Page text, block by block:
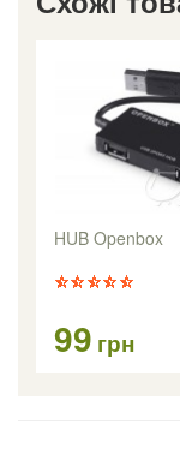
HUB Openbox
99 грн